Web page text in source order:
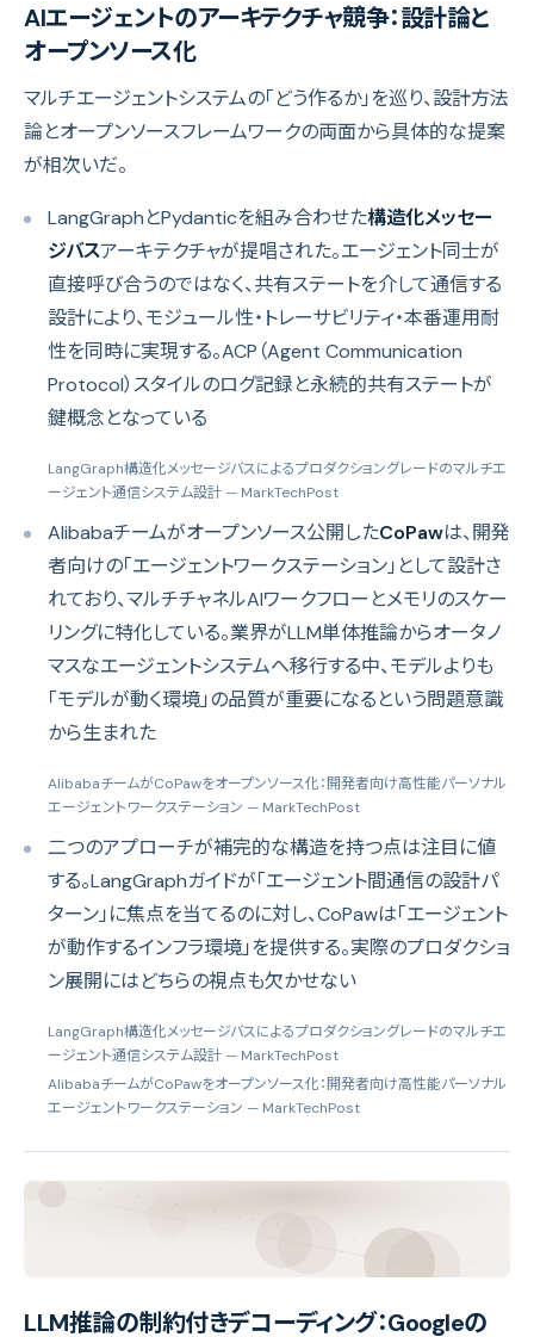
AIエージェントのアーキテクチャ競争：設計論と
オープンソース化
マルチエージェントシステムの「どう作るか」を巡り、設計方法
論とオープンソースフレームワークの両面から具体的な提案
が相次いだ。
LangGraphとPydanticを組み合わせた構造化メッセー
ジバスアーキテクチャが提唱された。エージェント同士が
直接呼び合うのではなく、共有ステートを介して通信する
設計により、モジュール性・トレーサビリティ・本番運用耐
性を同時に実現する。ACP（Agent Communication
Protocol）スタイルのログ記録と永続的共有ステートが
鍵概念となっている
LangGraph構造化メッセージバスによるプロダクショングレードのマルチエ
ージェント通信システム設計 — MarkTechPost
Alibabaチームがオープンソース公開したCoPawは、開発
者向けの「エージェントワークステーション」として設計さ
れており、マルチチャネルAIワークフローとメモリのスケー
リングに特化している。業界がLLM単体推論からオータノ
マスなエージェントシステムへ移行する中、モデルよりも
「モデルが動く環境」の品質が重要になるという問題意識
から生まれた
AlibabaチームがCoPawをオープンソース化：開発者向け高性能パーソナル
エージェントワークステーション — MarkTechPost
二つのアプローチが補完的な構造を持つ点は注目に値
する。LangGraphガイドが「エージェント間通信の設計パ
ターン」に焦点を当てるのに対し、CoPawは「エージェント
が動作するインフラ環境」を提供する。実際のプロダクショ
ン展開にはどちらの視点も欠かせない
LangGraph構造化メッセージバスによるプロダクショングレードのマルチエ
ージェント通信システム設計 — MarkTechPost
AlibabaチームがCoPawをオープンソース化：開発者向け高性能パーソナル
エージェントワークステーション — MarkTechPost
LLM推論の制約付きデコーディング：Googleの